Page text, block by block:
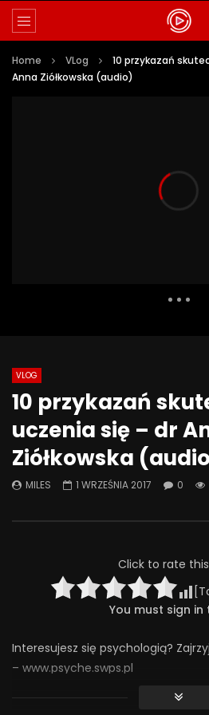
Home VLog
10 przykazań
Anna Ziółkowska (audio)
Znaczenie obecności i
zaangażowania ojca w rozwój
psychoseksualny dorastającego
dziecka
27 CZERWCA 2025
VLOG
10 przykazań
uczenia się – dr
Ziółkowska
MILES 1 WRZEŚNIA 2017 0
Click to rate
You must sign
Interesujesz się psychologią?
– www.psyche.swps.pl